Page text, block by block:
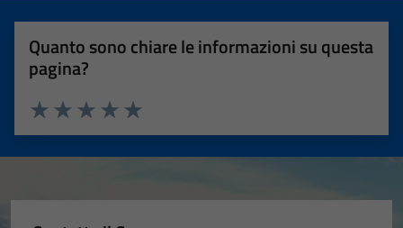
Quanto sono chiare le informazioni su questa
pagina?
Valuta 5 stelle su 5
Valuta 4 stelle su 5
Valuta 3 stelle su 5
Valuta 2 stelle su 5
Valuta 1 stelle su 5